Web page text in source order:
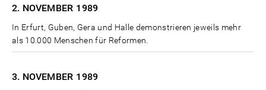
2. NOVEMBER 1989
In Erfurt, Guben, Gera und Halle demonstrieren jeweils mehr
als 10.000 Menschen für Reformen.
3. NOVEMBER 1989